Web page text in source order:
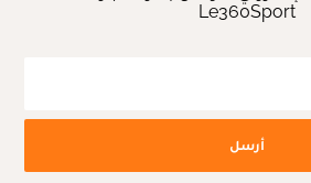
Le360Sport
أرسل